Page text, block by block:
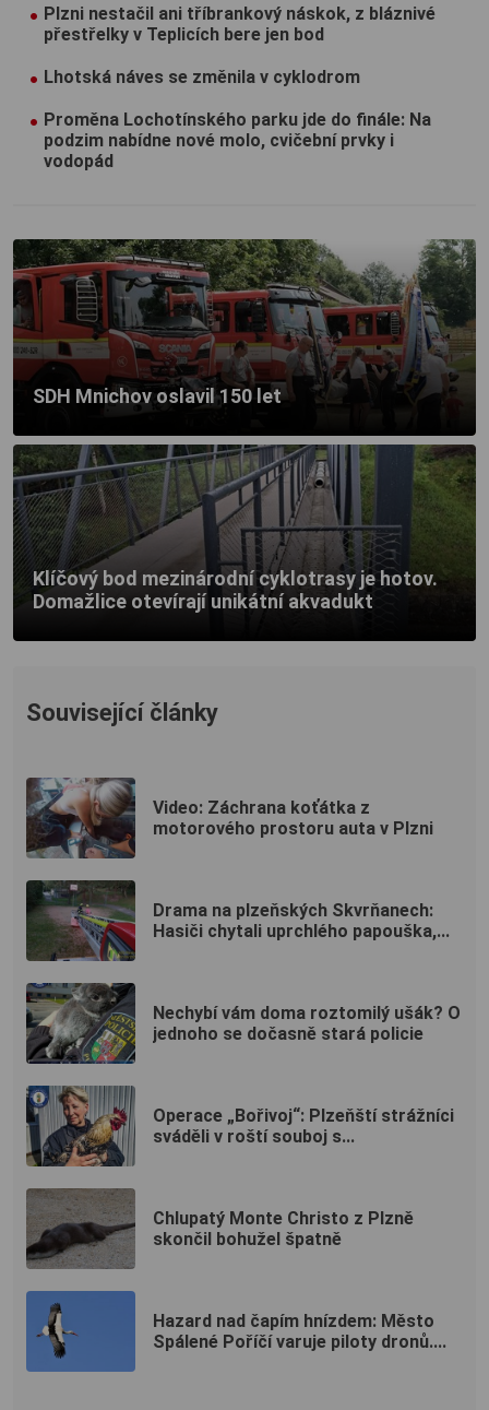
Plzni nestačil ani tříbrankový náskok, z bláznivé
přestřelky v Teplicích bere jen bod
Lhotská náves se změnila v cyklodrom
Proměna Lochotínského parku jde do finále: Na
podzim nabídne nové molo, cvičební prvky i
vodopád
SDH Mnichov oslavil 150 let
Klíčový bod mezinárodní cyklotrasy je hotov.
Domažlice otevírají unikátní akvadukt
Související články
Video: Záchrana koťátka z
motorového prostoru auta v Plzni
Drama na plzeňských Skvrňanech:
Hasiči chytali uprchlého papouška,...
Nechybí vám doma roztomilý ušák? O
jednoho se dočasně stará policie
Operace „Bořivoj“: Plzeňští strážníci
sváděli v roští souboj s...
Chlupatý Monte Christo z Plzně
skončil bohužel špatně
Hazard nad čapím hnízdem: Město
Spálené Poříčí varuje piloty dronů....